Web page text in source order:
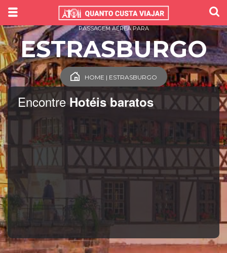
EncontreHotéis baratos
PASSAGEM AÉREA PARA
ESTRASBURGO
HOME | ESTRASBURGO